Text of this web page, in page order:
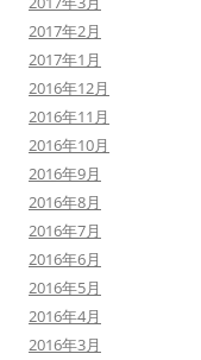
2017年2月
2017年1月
2016年12月
2016年11月
2016年10月
2016年9月
2016年8月
2016年7月
2016年6月
2016年5月
2016年4月
2016年3月